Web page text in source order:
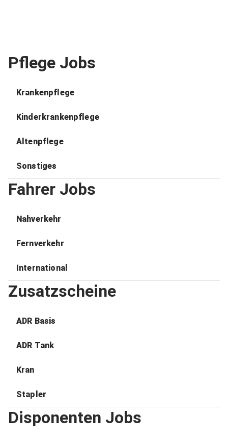
Pflege Jobs
Krankenpflege
Kinderkrankenpflege
Altenpflege
Sonstiges
Fahrer Jobs
Nahverkehr
Fernverkehr
International
Zusatzscheine
ADR Basis
ADR Tank
Kran
Stapler
Disponenten Jobs